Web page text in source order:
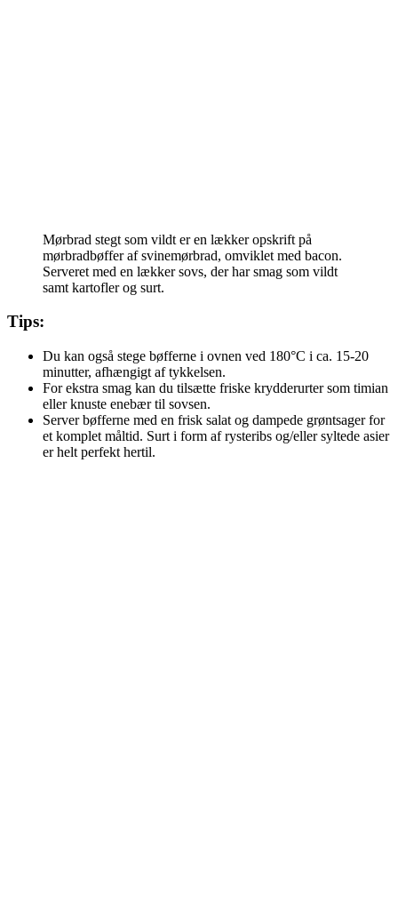
Mørbrad stegt som vildt er en lækker opskrift på
mørbradbøffer af svinemørbrad, omviklet med bacon.
Serveret med en lækker sovs, der har smag som vildt
samt kartofler og surt.
Tips:
Du kan også stege bøfferne i ovnen ved 180°C i ca. 15-20
minutter, afhængigt af tykkelsen.
For ekstra smag kan du tilsætte friske krydderurter som timian
eller knuste enebær til sovsen.
Server bøfferne med en frisk salat og dampede grøntsager for
et komplet måltid. Surt i form af rysteribs og/eller syltede asier
er helt perfekt hertil.